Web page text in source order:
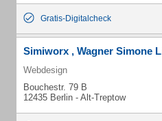
Gratis-Digitalcheck
Simiworx , Wagner Simone
Webdesign
Bouchestr. 79 B
12435 Berlin - Alt-Treptow